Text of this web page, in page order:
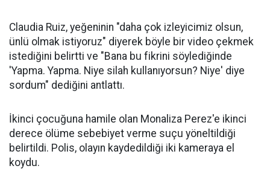
Claudia Ruiz, yeğeninin "daha çok izleyicimiz olsun,
ünlü olmak istiyoruz" diyerek böyle bir video çekmek
istediğini belirtti ve "Bana bu fikrini söylediğinde
'Yapma. Yapma. Niye silah kullanıyorsun? Niye' diye
sordum" dediğini antlattı.
İkinci çocuğuna hamile olan Monaliza Perez'e ikinci
derece ölüme sebebiyet verme suçu yöneltildiği
belirtildi. Polis, olayın kaydedildiği iki kameraya el
koydu.